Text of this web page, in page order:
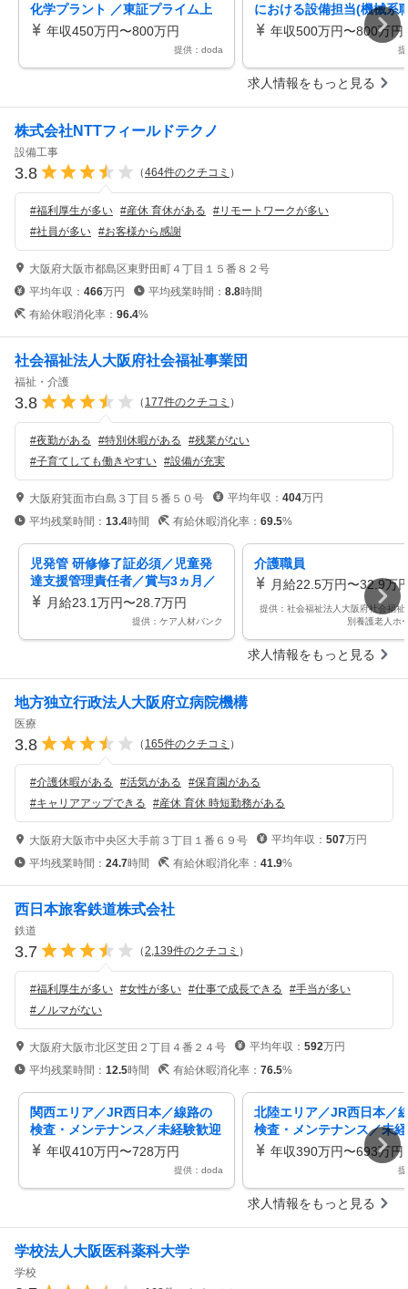
化学プラント ／東証プライム上
場化学メーカー／各種手当・福利
年収450万円〜800万円
提供：doda
における設備担当(機械系
東証プライム上場化学メ
年収500万円〜800万円
求人情報をもっと見る
株式会社NTTフィールドテクノ
設備工事
3.8 （464件のクチコミ ）
#福利厚生が多い #産休 育休がある #リモートワークが多い
#社員が多い #お客様から感謝
大阪府大阪市都島区東野田町４丁目１５番８２号
平均年収： 466万円 平均残業時間： 8.8時間
有給休暇消化率： 96.4%
社会福祉法人大阪府社会福祉事業団
福祉・介護
3.8 （ 177件のクチコミ ）
#夜勤がある #特別休暇がある #残業がない
#子育てしても働きやすい #設備が充実
大阪府箕面市白島３丁目５番５０号 平均年収： 404万円
平均残業時間： 13.4時間 有給休暇消化率： 69.5%
児発管 研修修了証必須／児童発
達支援管理責任者／賞与3ヵ月／
年間休日110日以上／放課後等デ
月給23.1万円〜28.7万円
提供：ケア人材バンク
介護職員
月給22.5万円〜32.9万
提供：社会福祉法人大阪府社会福祉
別養護老人ホ
求人情報をもっと見る
地方独立行政法人大阪府立病院機構
医療
3.8 （ 165件のクチコミ ）
#介護休暇がある #活気がある #保育園がある
#キャリアアップできる #産休 育休 時短勤務がある
大阪府大阪市中央区大手前３丁目１番６９号 平均年収： 507万円
平均残業時間： 24.7時間 有給休暇消化率： 41.9%
西日本旅客鉄道株式会社
鉄道
3.7 （2,139件のクチコミ ）
#福利厚生が多い #女性が多い #仕事で成長できる #手当が多い
#ノルマがない
大阪府大阪市北区芝田２丁目４番２４号 平均年収： 592万円
平均残業時間： 12.5時間 有給休暇消化率： 76.5%
関西エリア／JR西日本／線路の
検査・メンテナンス／未経験歓迎
鉄道インフラに携わる！／残業月
年収410万円〜728万円
提供：doda
北陸エリア／JR西日本／
検査・メンテナンス／未
鉄道インフラに携わる！
年収390万円〜693万円
求人情報をもっと見る
学校法人大阪医科薬科大学
学校